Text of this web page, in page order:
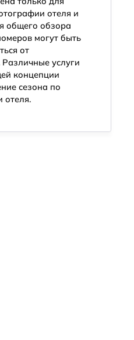
отеля и
общего обзора
могут быть
от
услуги
концепции
сезона по
отеля.